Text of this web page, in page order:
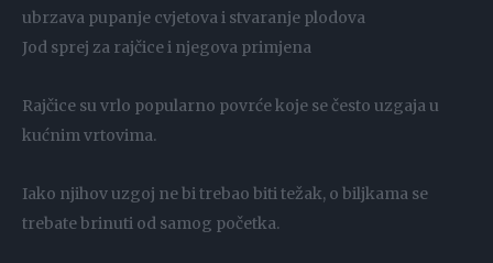
ubrzava pupanje cvjetova i stvaranje plodova
Jod sprej za rajčice i njegova primjena
Rajčice su vrlo popularno povrće koje se često uzgaja u
kućnim vrtovima.
Iako njihov uzgoj ne bi trebao biti težak, o biljkama se
trebate brinuti od samog početka.